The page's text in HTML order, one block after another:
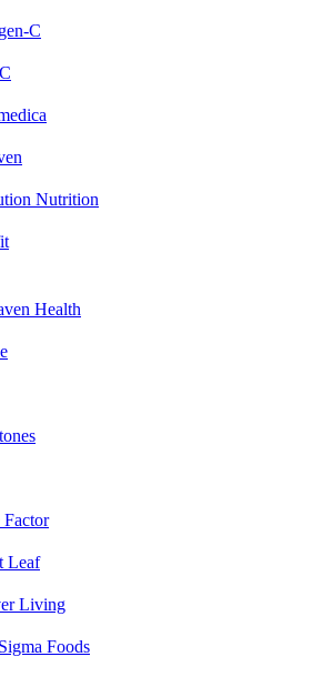
C
Nutrition
Health
Factor
Leaf
Living
Foods